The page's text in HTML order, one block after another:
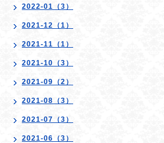
2022-01（3）
2021-12（1）
2021-11（1）
2021-10（3）
2021-09（2）
2021-08（3）
2021-07（3）
2021-06（3）